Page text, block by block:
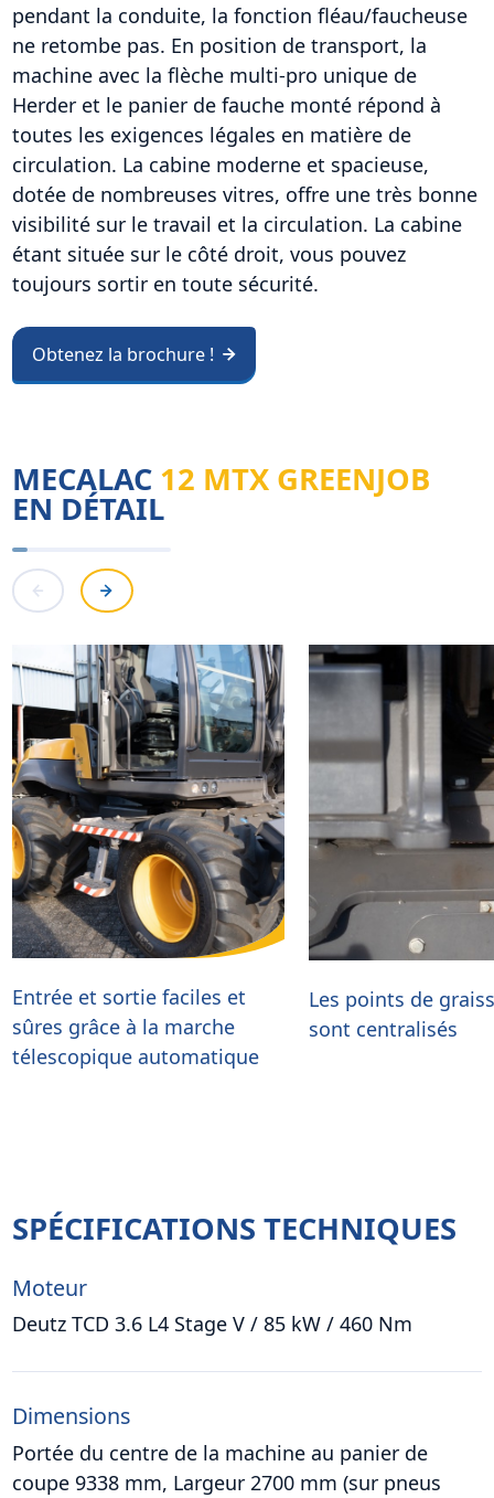
pendant la conduite, la fonction fléau/faucheuse
ne retombe pas. En position de transport, la
machine avec la flèche multi-pro unique de
Herder et le panier de fauche monté répond à
toutes les exigences légales en matière de
circulation. La cabine moderne et spacieuse,
dotée de nombreuses vitres, offre une très bonne
visibilité sur le travail et la circulation. La cabine
étant située sur le côté droit, vous pouvez
toujours sortir en toute sécurité.
Obtenez la brochure !
MECALAC 12 MTX GREENJOB
EN DÉTAIL
Entrée et sortie faciles et
sûres grâce à la marche
télescopique automatique
Les points de
sont centralisés
SPÉCIFICATIONS TECHNIQUES
Moteur
Deutz TCD 3.6 L4 Stage V / 85 kW / 460 Nm
Dimensions
Portée du centre de la machine au panier de
coupe 9338 mm, Largeur 2700 mm (sur pneus